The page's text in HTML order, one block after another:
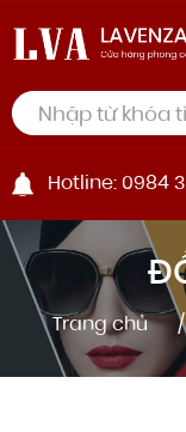
Hotline: 0984
Trang chủ